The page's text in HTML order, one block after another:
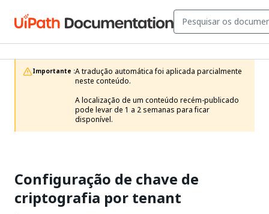
Importante :A tradução automática foi aplicada parcialmente
neste conteúdo.
A localização de um conteúdo recém-publicado
pode levar de 1 a 2 semanas para ficar
disponível.
Configuração de chave de
criptografia por tenant